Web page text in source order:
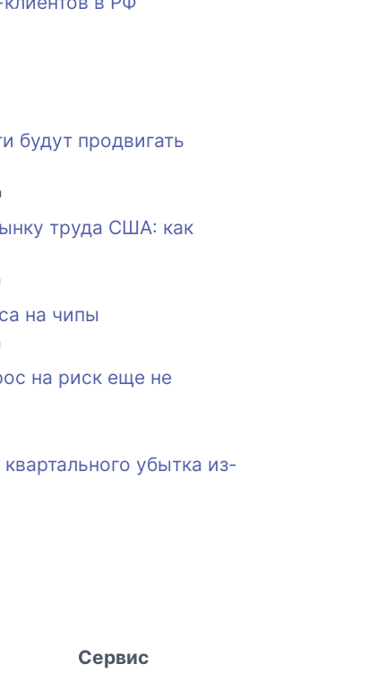
будут продвигать
труда США: как
на чипы
на риск еще не
убытка из-
Сервис